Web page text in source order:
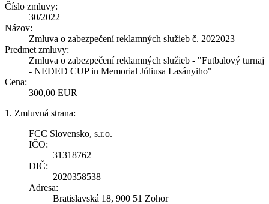
Číslo zmluvy:
30/2022
Názov:
Zmluva o zabezpečení reklamných služieb č. 2022023
Predmet zmluvy:
Zmluva o zabezpečení reklamných služieb - "Futbalový turnaj
- NEDED CUP in Memorial Júliusa Lasányiho"
Cena:
300,00 EUR
1. Zmluvná strana:
FCC Slovensko, s.r.o.
IČO:
31318762
DIČ:
2020358538
Adresa:
Bratislavská 18, 900 51 Zohor